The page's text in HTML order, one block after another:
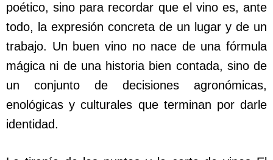
poético, sino para recordar que el vino es, ante
todo, la expresión concreta de un lugar y de un
trabajo. Un buen vino no nace de una fórmula
mágica ni de una historia bien contada, sino de
un conjunto de decisiones agronómicas,
enológicas y culturales que terminan por darle
identidad.